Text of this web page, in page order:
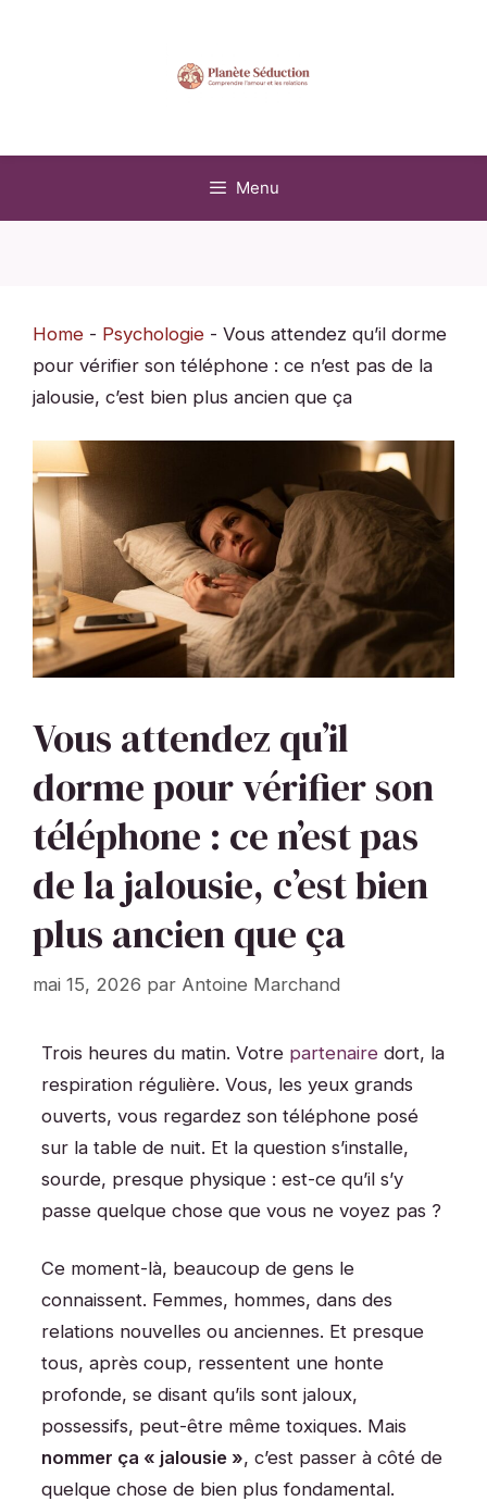
Menu
Home - Psychologie - Vous attendez qu’il dorme
pour vérifier son téléphone : ce n’est pas de la
jalousie, c’est bien plus ancien que ça
Vous attendez qu’il
dorme pour vérifier son
téléphone : ce n’est pas
de la jalousie, c’est bien
plus ancien que ça
mai 15, 2026 par Antoine Marchand
Trois heures du matin. Votre partenaire dort, la
respiration régulière. Vous, les yeux grands
ouverts, vous regardez son téléphone posé
sur la table de nuit. Et la question s’installe,
sourde, presque physique : est-ce qu’il s’y
passe quelque chose que vous ne voyez pas ?
Ce moment-là, beaucoup de gens le
connaissent. Femmes, hommes, dans des
relations nouvelles ou anciennes. Et presque
tous, après coup, ressentent une honte
profonde, se disant qu’ils sont jaloux,
possessifs, peut-être même toxiques. Mais
nommer ça « jalousie », c’est passer à côté de
quelque chose de bien plus fondamental.